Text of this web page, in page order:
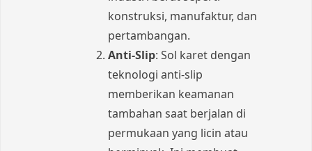
konstruksi, manufaktur, dan
pertambangan.
Anti-Slip: Sol karet dengan
teknologi anti-slip
memberikan keamanan
tambahan saat berjalan di
permukaan yang licin atau